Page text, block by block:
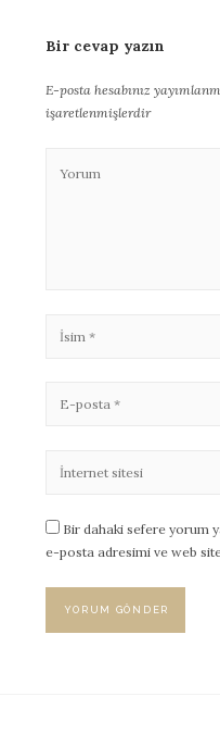
Bir cevap yazın
E-posta hesabınız
işaretlenmişlerdir
Bir dahaki sefere yorum
e-posta adresimi ve web